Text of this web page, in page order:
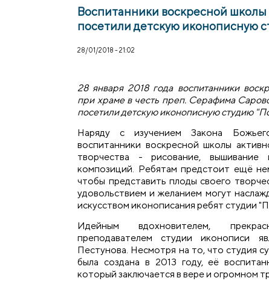
Воспитанники воскресной школы
посетили детскую иконописную
28/01/2018 - 21:02
28 января 2018 года воспитанники
при храме в честь преп. Серафима
посетили детскую иконописную студию
Наряду с изучением Закона
воспитанники воскресной школы
творчества - рисование, вышивание
композиций. Ребятам предстоит ещё
чтобы представить плоды своего
удовольствием и желанием могут
искусством иконописания ребят студии
Идейным вдохновителем,
преподавателем студии иконописи
Пестунова. Несмотря на то, что студия
была создана в 2013 году, её
который заключается в вере и огромном